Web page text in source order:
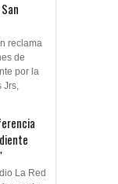
reclama
de
por la
La Red